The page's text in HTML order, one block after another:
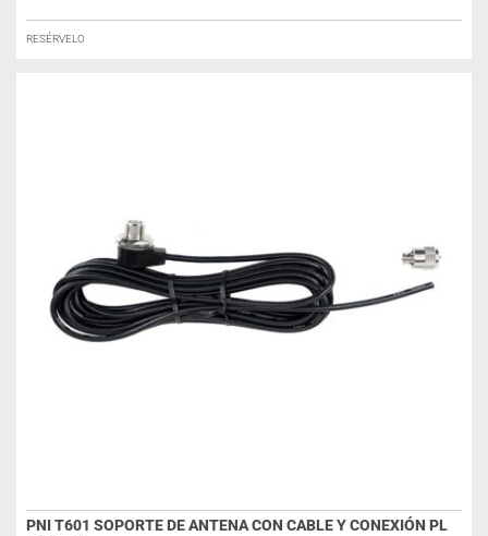
RESÉRVELO
PNI T601 SOPORTE DE ANTENA CON CABLE Y CONEXIÓN PL